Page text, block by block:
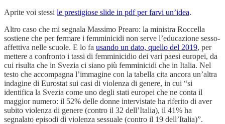
Aprite voi stessi le prestigiose slide in pdf per farvi un’idea.
Altro caso che mi segnala Massimo Prearo: la ministra Roccella
sostiene che per fermare i femminicidi non serve l’educazione sesso-
affettiva nelle scuole. E lo fa usando un dato, quello del 2019, per
mettere a confronto i tassi di femminicidio dei vari paesi europei, da
cui risulta che in Svezia ci siano più femminicidi che in Italia. Nel
testo che accompagna l’immagine con la tabella cita ancora un’altra
indagine di Eurostat sui casi di violenza di genere, in cui “si
identifica la Svezia come uno degli stati europei che ne conta il
maggior numero: il 52% delle donne intervistate ha riferito di aver
subito violenza di genere (contro il 32 dell’Italia), il 41% ha
segnalato episodi di violenza sessuale (contro il 19 dell’Italia)”.